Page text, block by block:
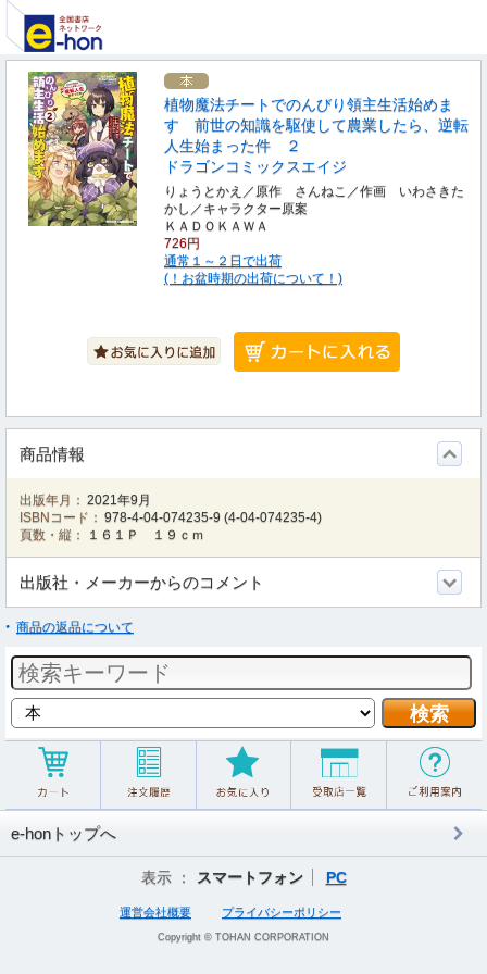
植物魔法チートでのんびり領主生活始めま
す 前世の知識を駆使して農業したら、逆転
人生始まった件 ２
ドラゴンコミックスエイジ
りょうとかえ／原作 さんねこ／作画 いわさきた
かし／キャラクター原案
ＫＡＤＯＫＡＷＡ
726円
通常１～２日で出荷
(！お盆時期の出荷について！)
商品情報
出版年月： 2021年9月
ISBNコード： 978-4-04-074235-9 (4-04-074235-4)
頁数・縦：
１６１Ｐ １９ｃｍ
出版社・メーカーからのコメント
商品の返品について
e-honトップへ
表示 ： スマートフォン PC
運営会社概要 プライバシーポリシー
Copyright © TOHAN CORPORATION